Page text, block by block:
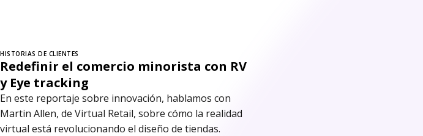
HISTORIAS DE CLIENTES
Redefinir el comercio minorista con RV
y Eye tracking
En este reportaje sobre innovación, hablamos con
Martin Allen, de Virtual Retail, sobre cómo la realidad
virtual está revolucionando el diseño de tiendas.